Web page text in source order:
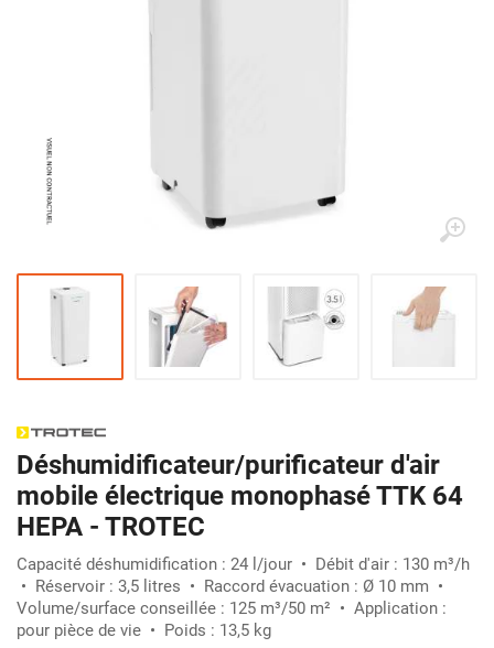
Déshumidificateur/purificateur d'air
mobile électrique monophasé TTK 64
HEPA - TROTEC
Capacité déshumidification : 24 l/jour • Débit d'air : 130 m³/h
• Réservoir : 3,5 litres • Raccord évacuation : Ø 10 mm •
Volume/surface conseillée : 125 m³/50 m² • Application :
pour pièce de vie • Poids : 13,5 kg